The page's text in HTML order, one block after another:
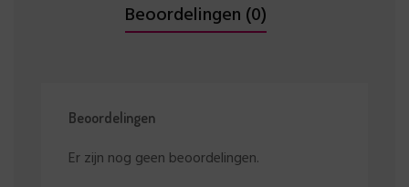
Beoordelingen (0)
Beoordelingen
Er zijn nog geen beoordelingen.